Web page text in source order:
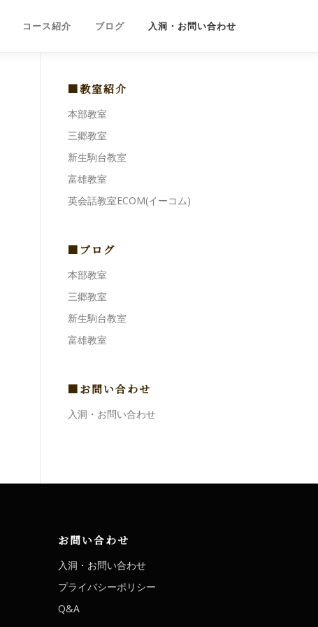
コース紹介 ブログ 入洞・お問い合わせ
■教室紹介
本部教室
三郷教室
新生駒台教室
富雄教室
英会話教室ECOM(イーコム)
■ブログ
本部教室
三郷教室
新生駒台教室
富雄教室
■お問い合わせ
入洞・お問い合わせ
お問い合わせ
入洞・お問い合わせ
プライバシーポリシー
Q&A